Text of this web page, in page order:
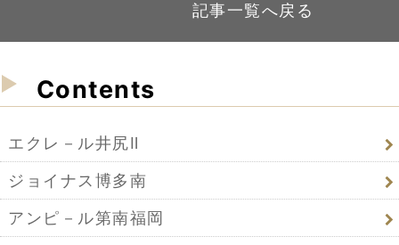
記事一覧へ戻る
Contents
エクレ－ル井尻Ⅱ
ジョイナス博多南
アンピ－ル第南福岡